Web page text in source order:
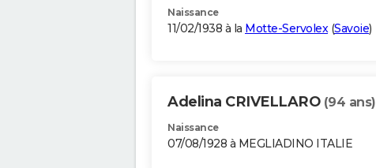
Naissance
11/02/1938 à la Motte-Servolex(Savoie)
Adelina CRIVELLARO (94 ans)
Naissance
07/08/1928 à MEGLIADINO ITALIE